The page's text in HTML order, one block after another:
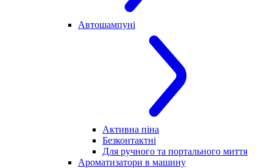
Автошампуні
Активна піна
Безконтактні
Для ручного та портального миття
Ароматизатори в машину